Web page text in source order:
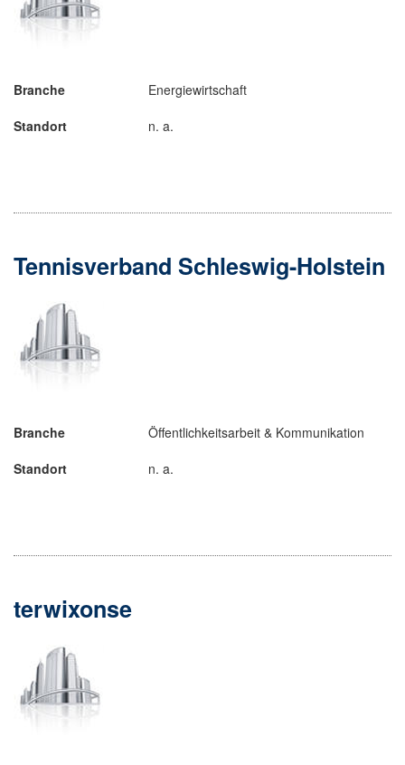
Branche
Energiewirtschaft
Standort
n. a.
Tennisverband Schleswig-Holstein
Branche
Öffentlichkeitsarbeit & Kommunikation
Standort
n. a.
terwixonse